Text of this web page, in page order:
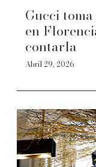
Gucci
en
contarla
Abril 29, 2026